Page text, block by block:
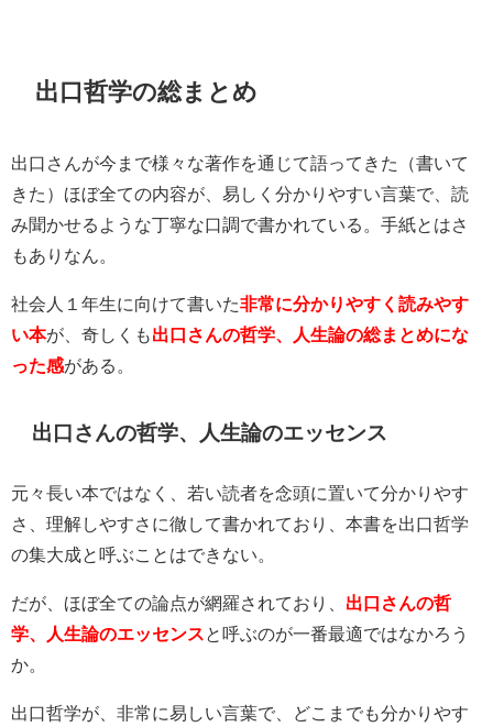
出口哲学の総まとめ
出口さんが今まで様々な著作を通じて語ってきた（書いて
きた）ほぼ全ての内容が、易しく分かりやすい言葉で、読
み聞かせるような丁寧な口調で書かれている。手紙とはさ
もありなん。
社会人１年生に向けて書いた非常に分かりやすく読みやす
い本が、奇しくも出口さんの哲学、人生論の総まとめにな
った感がある。
出口さんの哲学、人生論のエッセンス
元々長い本ではなく、若い読者を念頭に置いて分かりやす
さ、理解しやすさに徹して書かれており、本書を出口哲学
の集大成と呼ぶことはできない。
だが、ほぼ全ての論点が網羅されており、 出口さんの哲
学、人生論のエッセンス と呼ぶのが一番最適ではなかろう
か。
出口哲学が、非常に易しい言葉で、どこまでも分かりやす